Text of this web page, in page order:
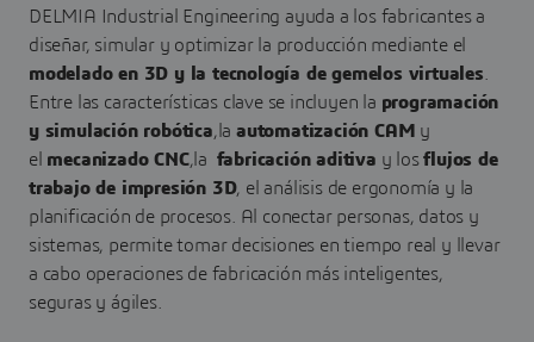
DELMIA Industrial Engineering ayuda a los fabricantes a
diseñar, simular y optimizar la producción mediante el
modelado en 3D y la tecnología de gemelos virtuales
Entre las características clave se incluyen la programación
y simulación robótica,laautomatización CAM y
el mecanizado CNC,la fabricación aditiva y losflujos de
trabajo de impresión 3D, el análisis de ergonomía y la
planificación de procesos. Al conectar personas, datos y
sistemas, permite tomar decisiones en tiempo real y llevar
a cabo operaciones de fabricación más inteligentes,
seguras y ágiles.